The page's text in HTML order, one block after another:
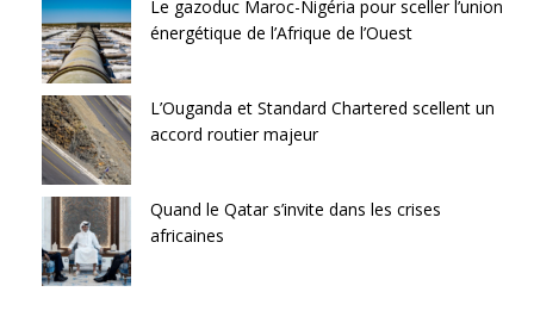
Le gazoduc Maroc-Nigéria pour sceller l’union
énergétique de l’Afrique de l’Ouest
L’Ouganda et Standard Chartered scellent un
accord routier majeur
Quand le Qatar s’invite dans les crises
africaines